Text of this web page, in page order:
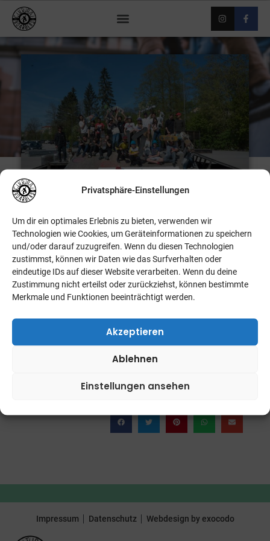
Privatsphäre-Einstellungen
Um dir ein optimales Erlebnis zu bieten, verwenden wir
Technologien wie Cookies, um Geräteinformationen zu speichern
und/oder darauf zuzugreifen. Wenn du diesen Technologien
zustimmst, können wir Daten wie das Surfverhalten oder
eindeutige IDs auf dieser Website verarbeiten. Wenn du deine
Zustimmung nicht erteilst oder zurückziehst, können bestimmte
Merkmale und Funktionen beeinträchtigt werden.
Akzeptieren
Ablehnen
Einstellungen ansehen
SKATEKURSE 2019
01 August, 2019
BEITRAG TEILEN
Impressum Datenschutz Webdesign by exocodo